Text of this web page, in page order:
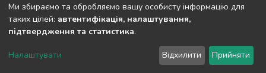
DSpace software copyright © 2002-2026 LYRASIS
Send Feedback
Ми збираємо та обробляємо вашу особисту інформацію для
таких цілей: автентифікація, налаштування,
підтвердження та статистика.
Налаштувати Відхилити Прийняти